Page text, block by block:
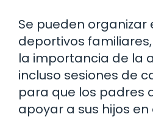
Se pueden organizar
deportivos
la importancia de la
incluso sesiones de
para que los padres
apoyar a sus hijos en